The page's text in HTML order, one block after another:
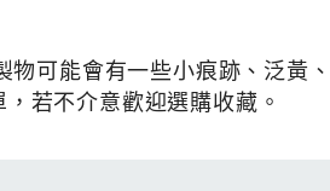
可能會有一些小痕跡、泛黃
若不介意歡迎選購收藏。